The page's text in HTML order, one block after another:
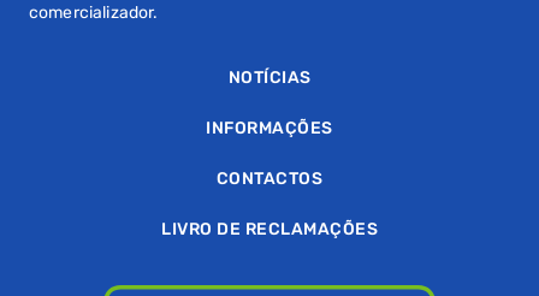
comercializador.
NOTÍCIAS
INFORMAÇÕES
CONTACTOS
LIVRO DE RECLAMAÇÕES